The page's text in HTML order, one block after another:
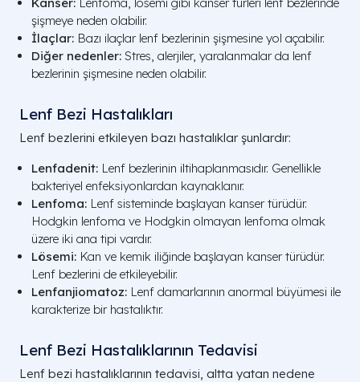
şişmeye neden olabilir.
İlaçlar: Bazı ilaçlar lenf bezlerinin şişmesine yol açabilir.
Diğer nedenler: Stres, alerjiler, yaralanmalar da lenf
bezlerinin şişmesine neden olabilir.
Lenf Bezi Hastalıkları
Lenf bezlerini etkileyen bazı hastalıklar şunlardır:
Lenfadenit: Lenf bezlerinin iltihaplanmasıdır. Genellikle
bakteriyel enfeksiyonlardan kaynaklanır.
Lenfoma: Lenf sisteminde başlayan kanser türüdür.
Hodgkin lenfoma ve Hodgkin olmayan lenfoma olmak
üzere iki ana tipi vardır.
Lösemi: Kan ve kemik iliğinde başlayan kanser türüdür.
Lenf bezlerini de etkileyebilir.
Lenfanjiomatoz: Lenf damarlarının anormal büyümesi ile
karakterize bir hastalıktır.
Lenf Bezi Hastalıklarının Tedavisi
Lenf bezi hastalıklarının tedavisi, altta yatan nedene